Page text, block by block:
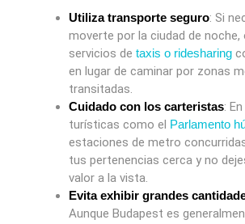
Utiliza transporte seguro: Si
moverte por la ciudad de noche,
servicios de taxis o ridesharing
en lugar de caminar por zonas
transitadas.
Cuidado con los carteristas:
turísticas como el Parlamento
estaciones de metro
tus pertenencias cerca y no
valor a la vista.
Evita exhibir grandes
Aunque Budapest es